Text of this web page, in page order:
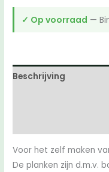
✓ Op voorraad —
Beschrijving
Voor het zelf maken
De planken zijn d.m.v.